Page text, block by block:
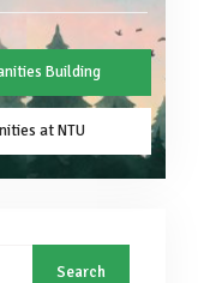
Building
at NTU